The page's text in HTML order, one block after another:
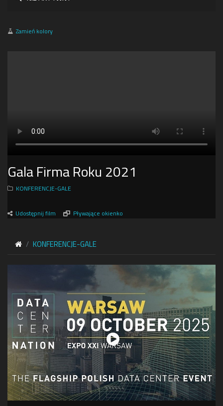
Zamień kolory
Gala Firma Roku 2021
KONFERENCJE-GALE
Udostępnij film Pływające okienko
KONFERENCJE-GALE